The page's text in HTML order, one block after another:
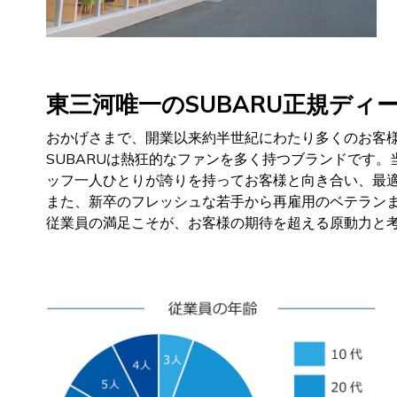
東三河唯一のSUBARU正規ディ
おかげさまで、開業以来約半世紀にわたり多くのお
SUBARUは熱狂的なファンを多く持つブランドです
ッフ一人ひとりが誇りを持ってお客様と向き合い、
また、新卒のフレッシュな若手から再雇用のベテラ
従業員の満足こそが、お客様の期待を超える原動力